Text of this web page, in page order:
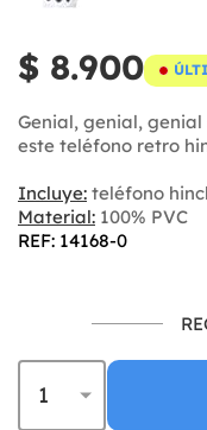
$ 8.900
Genial, genial, genial
este teléfono retro
Incluye: teléfono
Material: 100% PVC
REF: 14168-0